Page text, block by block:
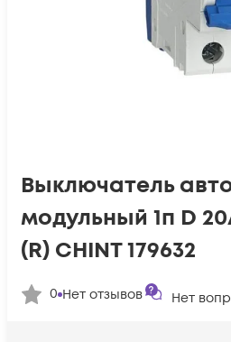
Выключатель
модульный 1п D
(R) CHINT 179632
0 Нет отзывов Нет